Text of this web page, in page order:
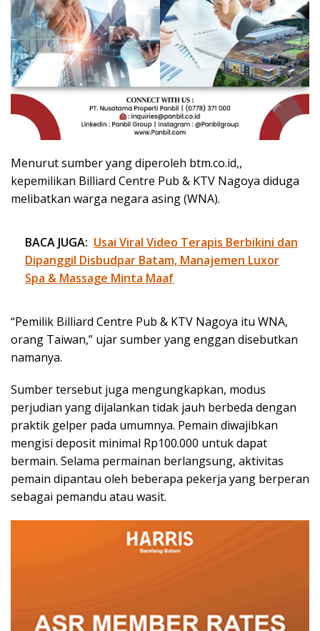
Menurut sumber yang diperoleh btm.co.id,,
kepemilikan Billiard Centre Pub & KTV Nagoya diduga
melibatkan warga negara asing (WNA).
BACA JUGA: Usai Viral Video Terapis Berbikini dan
Dipanggil Disbudpar Batam, Manajemen Luxor
Spa & Massage Minta Maaf
“Pemilik Billiard Centre Pub & KTV Nagoya itu WNA,
orang Taiwan,” ujar sumber yang enggan disebutkan
namanya.
Sumber tersebut juga mengungkapkan, modus
perjudian yang dijalankan tidak jauh berbeda dengan
praktik gelper pada umumnya. Pemain diwajibkan
mengisi deposit minimal Rp100.000 untuk dapat
bermain. Selama permainan berlangsung, aktivitas
pemain dipantau oleh beberapa pekerja yang berperan
sebagai pemandu atau wasit.